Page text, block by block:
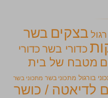
בצקים בשר
כדורי בשר כדורי
מטבח של בית
בורגול מתכוני בשר מתכוני בשר
לדיאטה / כושר